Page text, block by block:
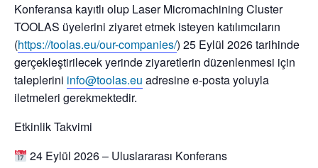
Konferansa kayıtlı olup Laser Micromachining Cluster
TOOLAS üyelerini ziyaret etmek isteyen katılımcıların
(https://toolas.eu/our-companies/) 25 Eylül 2026 tarihinde
gerçekleştirilecek yerinde ziyaretlerin düzenlenmesi için
taleplerini info@toolas.eu adresine e‑posta yoluyla
iletmeleri gerekmektedir.
Etkinlik Takvimi
24 Eylül 2026– Uluslararası Konferans